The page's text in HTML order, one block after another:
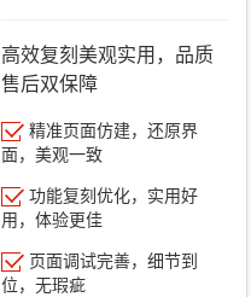
高效复刻美观实用，品质
售后双保障
精准页面仿建，还原界
面，美观一致
功能复刻优化，实用好
用，体验更佳
页面调试完善，细节到
位，无瑕疵